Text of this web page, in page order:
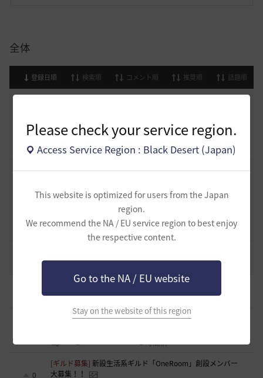
Please check your service region.
Access Service Region : Black Desert (Japan)
This website is optimized for users from the Japan
region.
We recommend the NA / EU service region to best enjoy
the respective content.
Go to the NA / EU website
Stay on the website of this region
全体
登録日順 検索順 コメント順 推奨順 話題順
[開催中のイベント] 今週のイベントは？
0 53.1K 黒い砂漠 2023.02.28
黒い砂漠が初めての冒険者の皆様のために準備したA to Z！
2 43.2K 黒い砂漠 2022.12.21
8
1 32.4K 黒い砂漠 2021.05.12
18 47.8K 黒い砂漠 2020.03.25
[スクリーンショット／映像]古巣の桟橋でおすまし
0 2 ラーナフルール-日本 5 分前
[TIP&攻略]エダナの王位戦 裏テクニック や所感など
0 280 エレメル 1 時間前
0
[ギルド募集]新設生活系ギルド「OneRoom」創設メンバー
大募集！！